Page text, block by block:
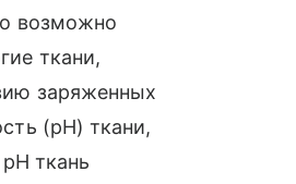
возможно
ткани,
заряженных
(pH) ткани,
ткань